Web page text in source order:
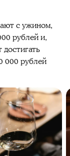
с ужином,
рублей и,
000 рублей